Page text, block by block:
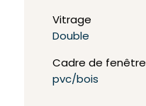
Vitrage
Double
Cadre de fenêtre
pvc/bois